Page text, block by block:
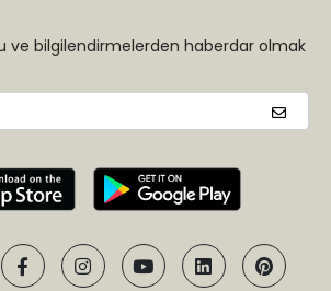
ve bilgilendirmelerden haberdar olmak